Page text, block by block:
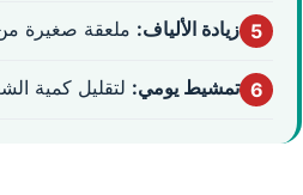
5 زيادة الألياف: ملعقة صغيرة
6 تمشيط يومي: لتقليل كمية